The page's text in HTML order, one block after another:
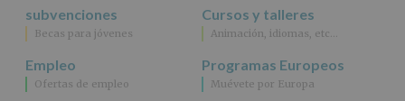
subvenciones
Becas para jóvenes
Cursos y talleres
Animación, idiomas, etc…
Empleo
Ofertas de empleo
Programas Europeos
Muévete por Europa